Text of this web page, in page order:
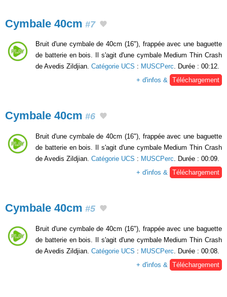
Cymbale 40cm #7
Bruit d'une cymbale de 40cm (16"), frappée avec une baguette
de batterie en bois. Il s'agit d'une cymbale Medium Thin Crash
de Avedis Zildjian. Catégorie UCS : MUSCPerc. Durée : 00:12.
+ d'infos & Téléchargement
Cymbale 40cm #6
Bruit d'une cymbale de 40cm (16"), frappée avec une baguette
de batterie en bois. Il s'agit d'une cymbale Medium Thin Crash
de Avedis Zildjian. Catégorie UCS : MUSCPerc. Durée : 00:09.
+ d'infos & Téléchargement
Cymbale 40cm #5
Bruit d'une cymbale de 40cm (16"), frappée avec une baguette
de batterie en bois. Il s'agit d'une cymbale Medium Thin Crash
de Avedis Zildjian. Catégorie UCS : MUSCPerc . Durée : 00:08.
+ d'infos &
Téléchargement